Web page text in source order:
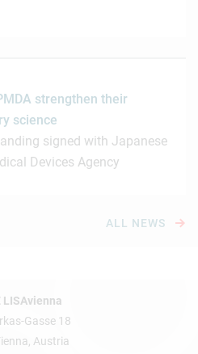
strengthen their
science
signed with Japanese
Devices Agency
ALL NEWS
LISAvienna
Gasse 18
Austria